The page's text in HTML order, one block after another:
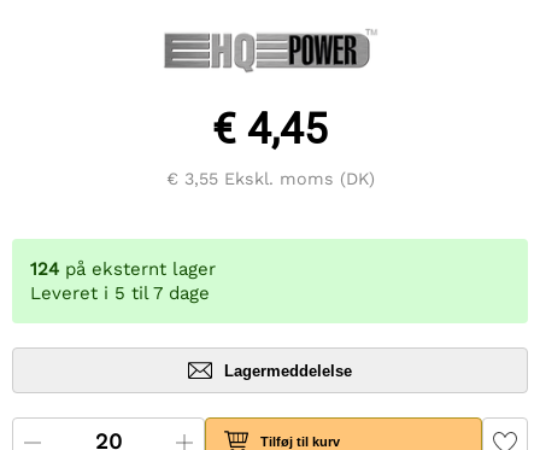
€ 4,45
€ 3,55Ekskl. moms (DK)
124 på eksternt lager
Leveret i 5 til 7 dage
Lagermeddelelse
Tilføj til kurv